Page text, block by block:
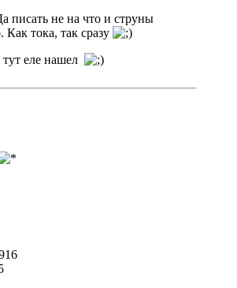
писать не на что и струны
Как тока, так сразу
еле нашел